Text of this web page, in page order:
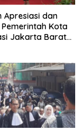
Apresiasi dan
Kota
Jakarta Barat
Perempuan
)